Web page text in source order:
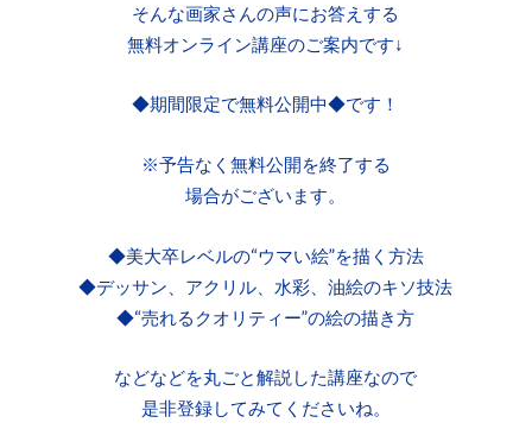
そんな画家さんの声にお答えする
無料オンライン講座のご案内です↓
◆期間限定で無料公開中◆です！
※予告なく無料公開を終了する
場合がございます。
◆美大卒レベルの“ウマい絵”を描く方法
◆デッサン、アクリル、水彩、油絵のキソ技法
◆“売れるクオリティー”の絵の描き方
などなどを丸ごと解説した講座なので
是非登録してみてくださいね。